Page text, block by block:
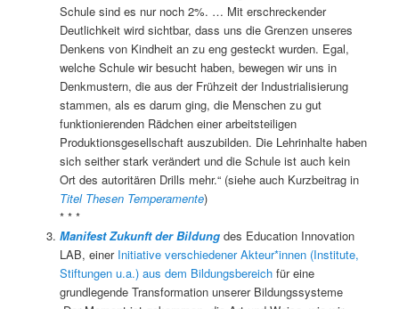
Schule sind es nur noch 2%. … Mit erschreckender
Deutlichkeit wird sichtbar, dass uns die Grenzen unseres
Denkens von Kindheit an zu eng gesteckt wurden. Egal,
welche Schule wir besucht haben, bewegen wir uns in
Denkmustern, die aus der Frühzeit der Industrialisierung
stammen, als es darum ging, die Menschen zu gut
funktionierenden Rädchen einer arbeitsteiligen
Produktionsgesellschaft auszubilden. Die Lehrinhalte haben
sich seither stark verändert und die Schule ist auch kein
Ort des autoritären Drills mehr.“ (siehe auch Kurzbeitrag in
Titel Thesen Temperamente)
* * *
Manifest Zukunft der Bildungdes Education Innovation
LAB, einer Initiative verschiedener Akteur*innen (Institute,
Stiftungen u.a.) aus dem Bildungsbereichfür eine
grundlegende Transformation unserer Bildungssysteme